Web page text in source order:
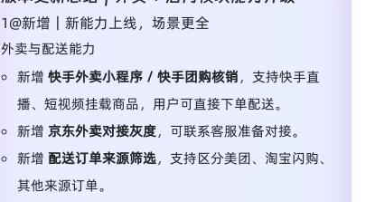
1@新增｜新能力上线，场景更全
外卖与配送能力
新增 快手外卖小程序 / 快手团购核销，支持快手直
播、短视频挂载商品，用户可直接下单配送。
新增 京东外卖对接灰度，可联系客服准备对接。
新增 配送订单来源筛选，支持区分美团、淘宝闪购、
其他来源订单。